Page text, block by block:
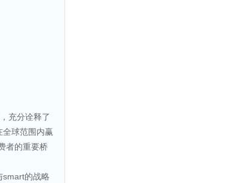
充分诠释了
全球范围内赢
者的重要桥
smart的战略